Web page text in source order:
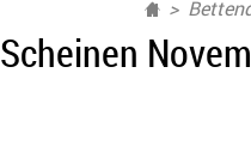
Scheinen